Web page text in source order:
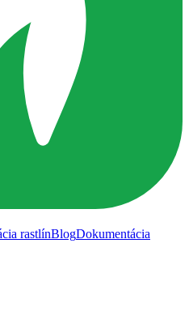
rastlínBlogDokumentácia